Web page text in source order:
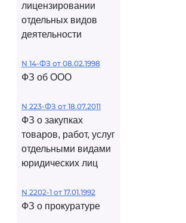
лицензировании
отдельных видов
деятельности
N 14-ФЗ от 08.02.1998
ФЗ об ООО
N 223-ФЗ от 18.07.2011
ФЗ о закупках
товаров, работ, услуг
отдельными видами
юридических лиц
N 2202-1 от 17.01.1992
ФЗ о прокуратуре